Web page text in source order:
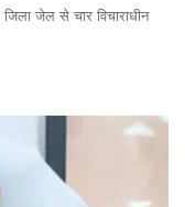
जेल से चार विचाराधीन